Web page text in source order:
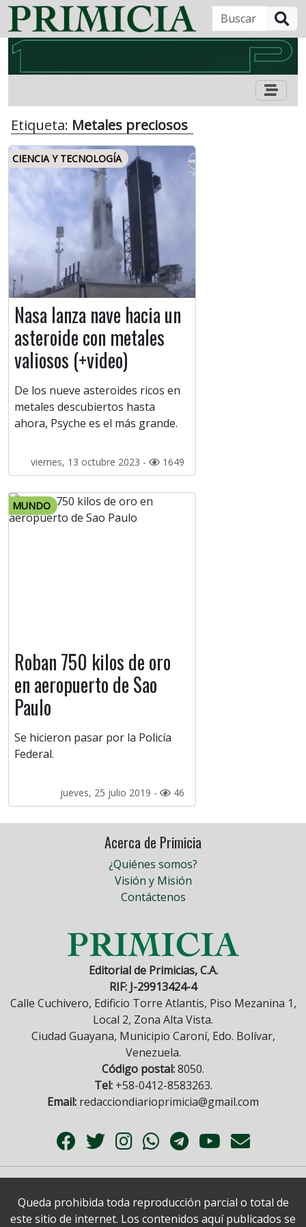
Etiqueta: Metales preciosos
CIENCIA Y TECNOLOGÍA
Nasa lanza nave hacia un
asteroide con metales
valiosos (+video)
De los nueve asteroides ricos en
metales descubiertos hasta
ahora, Psyche es el más grande.
viernes, 13 octubre 2023 - 1649
MUNDO
Roban 750 kilos de oro
en aeropuerto de Sao
Paulo
Se hicieron pasar por la Policía
Federal.
jueves, 25 julio 2019 - 46
Acerca de Primicia
¿Quiénes somos?
Visión y Misión
Contáctenos
Editorial de Primicias, C.A.
RIF: J-29913424-4
Calle Cuchivero, Edificio Torre Atlantis, Piso Mezanina 1,
Local 2, Zona Alta Vista.
Ciudad Guayana, Municipio Caroní, Edo. Bolívar,
Venezuela.
Código postal:8050.
Tel:+58-0412-8583263.
Email: redacciondiarioprimicia@gmail.com
Queda prohibida toda reproducción parcial o total de
este sitio de internet. Los contenidos aquí publicados se